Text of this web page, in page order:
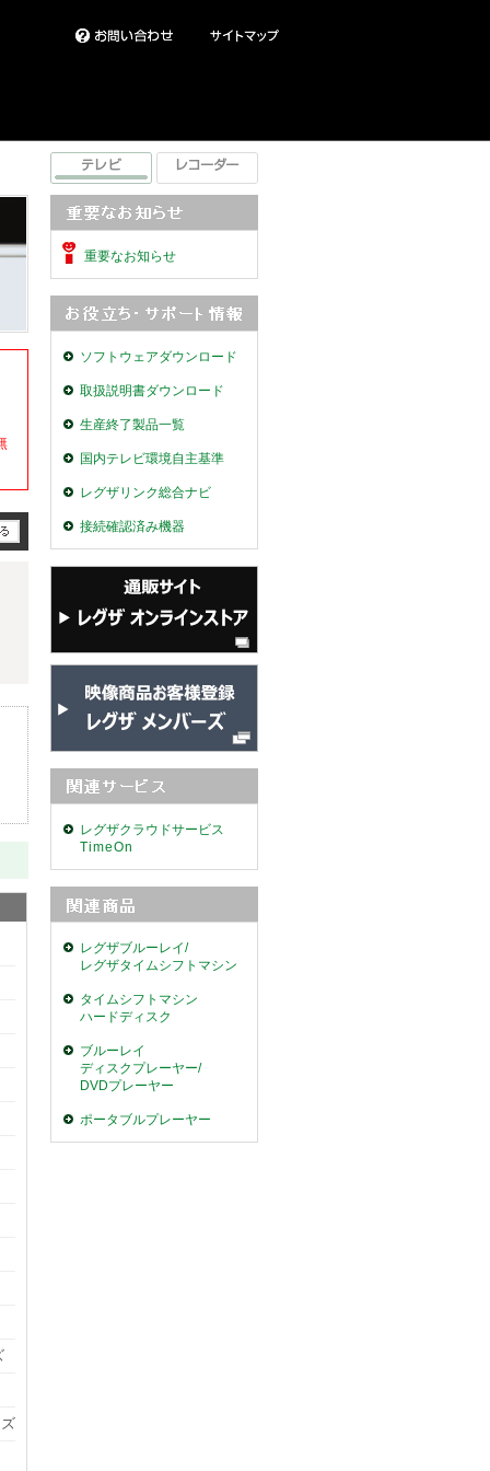
重要なお知らせ
ソフトウェアダウンロード
取扱説明書ダウンロード
生産終了製品一覧
国内テレビ環境自主基準
レグザリンク総合ナビ
接続確認済み機器
レグザクラウドサービス
TimeOn
レグザブルーレイ/
レグザタイムシフトマシン
タイムシフトマシン
ハードディスク
ブルーレイ
ディスクプレーヤー/
DVDプレーヤー
ポータブルプレーヤー